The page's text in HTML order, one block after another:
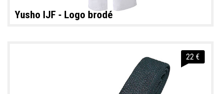
Yusho IJF - Logo brodé
22 €